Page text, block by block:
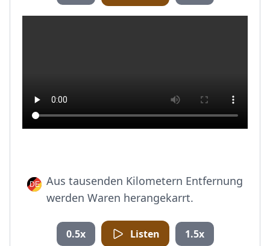
Aus tausenden Kilometern Entfernung
werden Waren herangekarrt.
0.5x Listen 1.5x